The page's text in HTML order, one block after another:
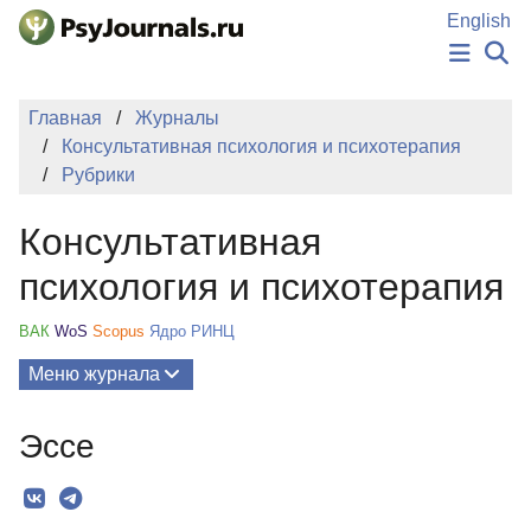
Перейти к основному содержанию
English
НОВОСТИ
КЛЮЧЕВЫЕ СЛОВА
Регистрация
Главная
Журналы
Консультативная психология и психотерапия
Рубрики
Консультативная
психология и психотерапия
ВАК WoS Scopus Ядро РИНЦ
Меню журнала
Миссия
Эссе